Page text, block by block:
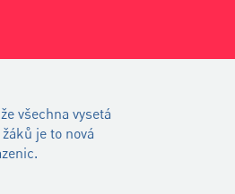
všechna vysetá
je to nová